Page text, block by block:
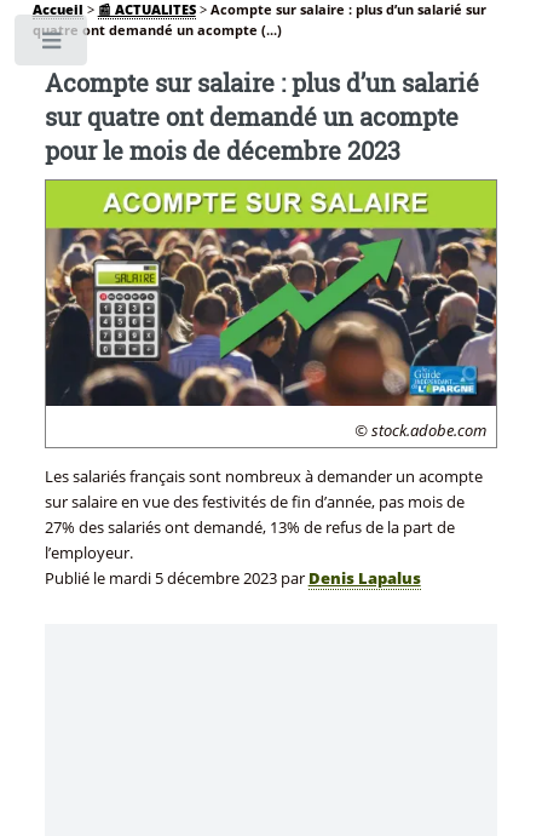
Accueil > 📰 ACTUALITES> Acompte sur salaire : plus d’un salarié sur
quatre ont demandé un acompte (...)
Acompte sur salaire : plus d’un salarié
sur quatre ont demandé un acompte
pour le mois de décembre 2023
© stock.adobe.com
Les salariés français sont nombreux à demander un acompte
sur salaire en vue des festivités de fin d’année, pas mois de
27% des salariés ont demandé, 13% de refus de la part de
l’employeur.
Publié le mardi 5 décembre 2023par Denis Lapalus